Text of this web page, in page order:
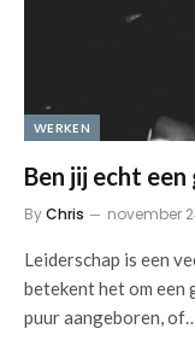
WERKEN
Ben jij echt
ByChris november
Leiderschap is een
betekent het om een
puur aangeboren, of…